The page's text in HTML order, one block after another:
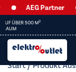
AEG Partner
Start/ Produkt